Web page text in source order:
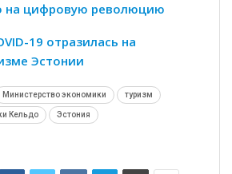
на цифровую революцию
19 отразилась на
Эстонии
Министерство экономики туризм
Кельдо Эстония